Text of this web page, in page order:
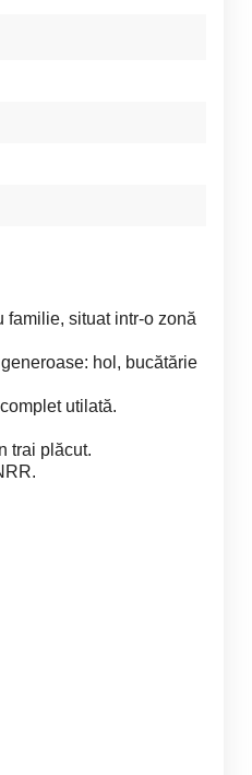
familie, situat intr-o zonă
hol, bucătărie
utilată.
trai plăcut.